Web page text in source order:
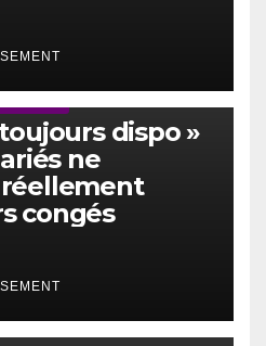
dispo »
ne
congés